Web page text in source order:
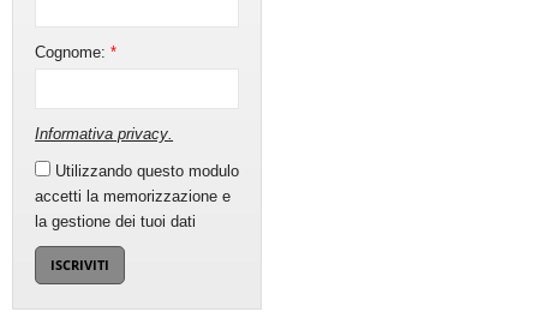
Cognome:*
Informativa privacy.
Utilizzando questo modulo
accetti la memorizzazione e
la gestione dei tuoi dati